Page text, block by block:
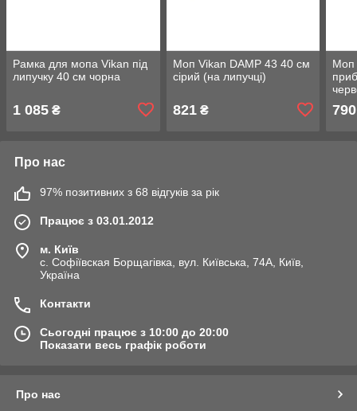
Рамка для мопа Vikan під
липучку 40 см чорна
1 085 ₴
Моп Vikan DAMP 43 40 см
сірий (на липучці)
821₴
Моп
790
Про нас
97% позитивних з 68 відгуків за рік
Працює з 03.01.2012
м. Київ
с. Софіївская Борщагівка, вул. Київська, 74А, Київ,
Україна
Контакти
Сьогодні працює з 10:00 до 20:00
Показати весь графік роботи
Про нас